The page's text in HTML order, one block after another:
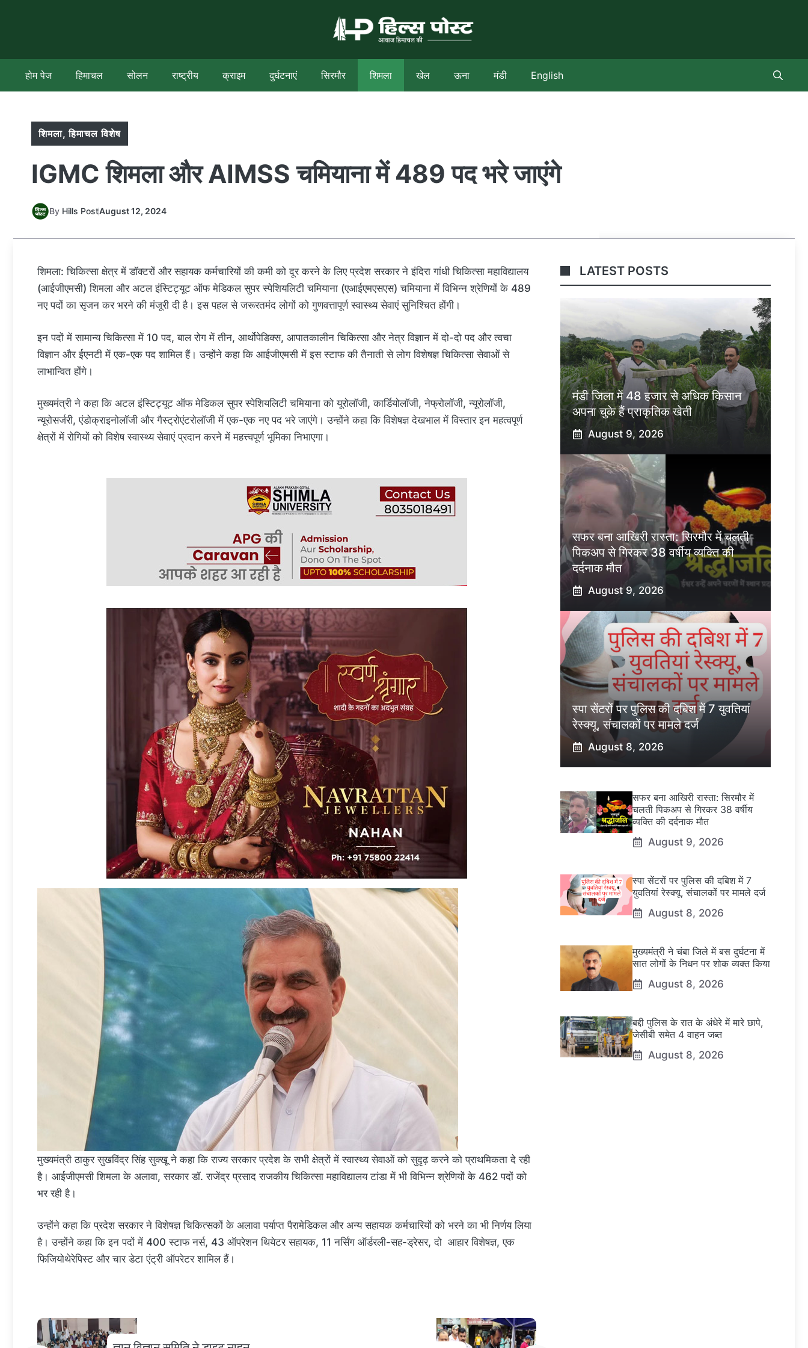
होम पेज हिमाचल सोलन राष्ट्रीय क्राइम दुर्घटनाएं सिरमौर शिमला खेल ऊना मंडी English
शिमला,हिमाचल विशेष
IGMC शिमला और AIMSS चमियाना में 489 पद भरे जाएंगे
By Hills PostAugust 12, 2024
शिमला: चिकित्सा क्षेत्र में डॉक्टरों और सहायक कर्मचारियों की कमी को दूर करने के लिए प्रदेश सरकार ने इंदिरा गांधी चिकित्सा महाविद्यालय
(आईजीएमसी) शिमला और अटल इंस्टिट्यूट ऑफ मेडिकल सुपर स्पेशियलिटी चमियाना (एआईएमएसएस) चमियाना में विभिन्न श्रेणियों के 489
नए पदों का सृजन कर भरने की मंजूरी दी है। इस पहल से जरूरतमंद लोगों को गुणवत्तापूर्ण स्वास्थ्य सेवाएं सुनिश्चित होंगी।
इन पदों में सामान्य चिकित्सा में 10 पद, बाल रोग में तीन, आर्थोपेडिक्स, आपातकालीन चिकित्सा और नेत्र विज्ञान में दो-दो पद और त्वचा
विज्ञान और ईएनटी में एक-एक पद शामिल हैं। उन्होंने कहा कि आईजीएमसी में इस स्टाफ की तैनाती से लोग विशेषज्ञ चिकित्सा सेवाओं से
लाभान्वित होंगे।
मुख्यमंत्री ने कहा कि अटल इंस्टिट्यूट ऑफ मेडिकल सुपर स्पेशियलिटी चमियाना को यूरोलॉजी, कार्डियोलॉजी, नेफ्रोलॉजी, न्यूरोलॉजी,
न्यूरोसर्जरी, एंडोक्राइनोलॉजी और गैस्ट्रोएंटरोलॉजी में एक-एक नए पद भरे जाएंगे। उन्होंने कहा कि विशेषज्ञ देखभाल में विस्तार इन महत्वपूर्ण
क्षेत्रों में रोगियों को विशेष स्वास्थ्य सेवाएं प्रदान करने में महत्त्वपूर्ण भूमिका निभाएगा।
मुख्यमंत्री ठाकुर सुखविंद्र सिंह सुक्खू ने कहा कि राज्य सरकार प्रदेश के सभी क्षेत्रों में स्वास्थ्य सेवाओं को सुदृढ़ करने को प्राथमिकता दे रही
है। आईजीएमसी शिमला के अलावा, सरकार डॉ. राजेंद्र प्रसाद राजकीय चिकित्सा महाविद्यालय टांडा में भी विभिन्न श्रेणियों के 462 पदों को
भर रही है।
उन्होंने कहा कि प्रदेश सरकार ने विशेषज्ञ चिकित्सकों के अलावा पर्याप्त पैरामेडिकल और अन्य सहायक कर्मचारियों को भरने का भी निर्णय लिया
है। उन्होंने कहा कि इन पदों में 400 स्टाफ नर्स, 43 ऑपरेशन थियेटर सहायक, 11 नर्सिंग ऑर्डरली-सह-ड्रेसर, दो आहार विशेषज्ञ, एक
फिजियोथेरेपिस्ट और चार डेटा एंट्री ऑपरेटर शामिल हैं।
LATEST POSTS
मंडी जिला में 48 हजार से अधिक किसान
अपना चुके हैं प्राकृतिक खेती
August 9, 2026
सफर बना आखिरी रास्ता: सिरमौर में चलती
पिकअप से गिरकर 38 वर्षीय व्यक्ति की
दर्दनाक मौत
August 9, 2026
स्पा सेंटरों पर पुलिस की दबिश में 7 युवतियां
रेस्क्यू, संचालकों पर मामले दर्ज
August 8, 2026
सफर बना आखिरी रास्ता: सिरमौर में
चलती पिकअप से गिरकर 38 वर्षीय
व्यक्ति की दर्दनाक मौत
August 9, 2026
स्पा सेंटरों पर पुलिस की दबिश में 7
युवतियां रेस्क्यू, संचालकों पर मामले दर्ज
August 8, 2026
मुख्यमंत्री ने चंबा जिले में बस दुर्घटना में
सात लोगों के निधन पर शोक व्यक्त किया
August 8, 2026
बद्दी पुलिस के रात के अंधेरे में मारे छापे,
जेसीबी समेत 4 वाहन जब्त
August 8, 2026